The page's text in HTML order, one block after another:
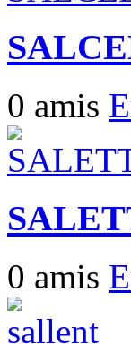
0 amis
0 amis